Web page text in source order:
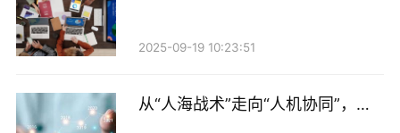
实际上，年初至今，二永债的发行节奏并非匀速推进。
1—4月，债券市场一度呈现银行二永债“供给偏紧”的格
财通证券首席经济学家孙彬彬认为，中小银行二永债供
2025-09-19 10:23:51
从“人海战术”走向“人机协同”，券